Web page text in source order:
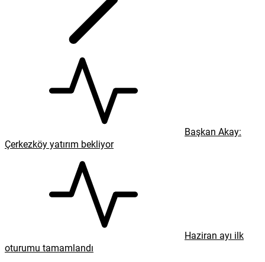
Başkan Akay:
Çerkezköy yatırım bekliyor
Haziran ayı ilk
oturumu tamamlandı